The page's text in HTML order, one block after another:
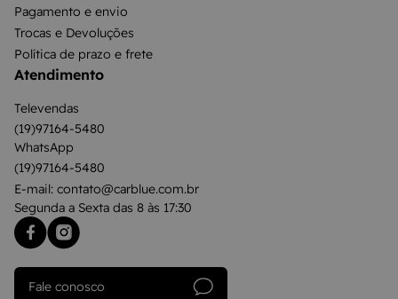
Pagamento e envio
Trocas e Devoluções
Política de prazo e frete
Atendimento
Televendas
(19)97164-5480
WhatsApp
(19)97164-5480
E-mail: contato@carblue.com.br
Segunda a Sexta das 8 às 17:30
Fale conosco